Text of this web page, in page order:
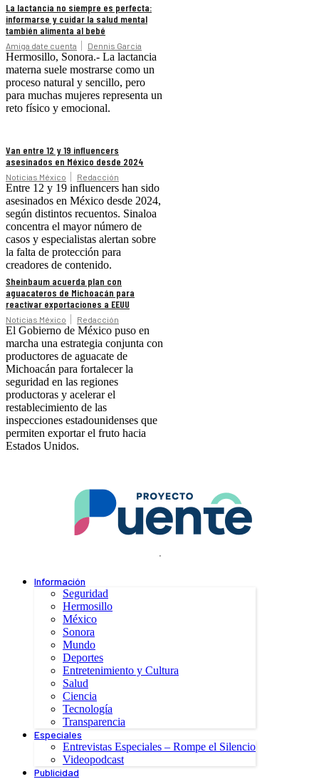
La lactancia no siempre es perfecta:
informarse y cuidar la salud mental
también alimenta al bebé
Amiga date cuenta Dennis Garcia
Hermosillo, Sonora.- La lactancia
materna suele mostrarse como un
proceso natural y sencillo, pero
para muchas mujeres representa un
reto físico y emocional.
Van entre 12 y 19 influencers
asesinados en México desde 2024
Noticias México Redacción
Entre 12 y 19 influencers han sido
asesinados en México desde 2024,
según distintos recuentos. Sinaloa
concentra el mayor número de
casos y especialistas alertan sobre
la falta de protección para
creadores de contenido.
Sheinbaum acuerda plan con
aguacateros de Michoacán para
reactivar exportaciones a EEUU
Noticias México Redacción
El Gobierno de México puso en
marcha una estrategia conjunta con
productores de aguacate de
Michoacán para fortalecer la
seguridad en las regiones
productoras y acelerar el
restablecimiento de las
inspecciones estadounidenses que
permiten exportar el fruto hacia
Estados Unidos.
.
Información
Seguridad
Hermosillo
México
Sonora
Mundo
Deportes
Entretenimiento y Cultura
Salud
Ciencia
Tecnología
Transparencia
Especiales
Entrevistas Especiales – Rompe el Silencio
Videopodcast
Publicidad